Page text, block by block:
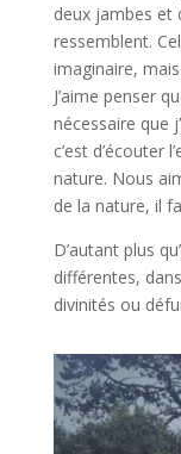
deux jambes et
ressemblent.
imaginaire,
J’aime penser
nécessaire que
c’est d’écouter
nature. Nous
de la nature, il
D’autant plus
différentes,
divinités ou